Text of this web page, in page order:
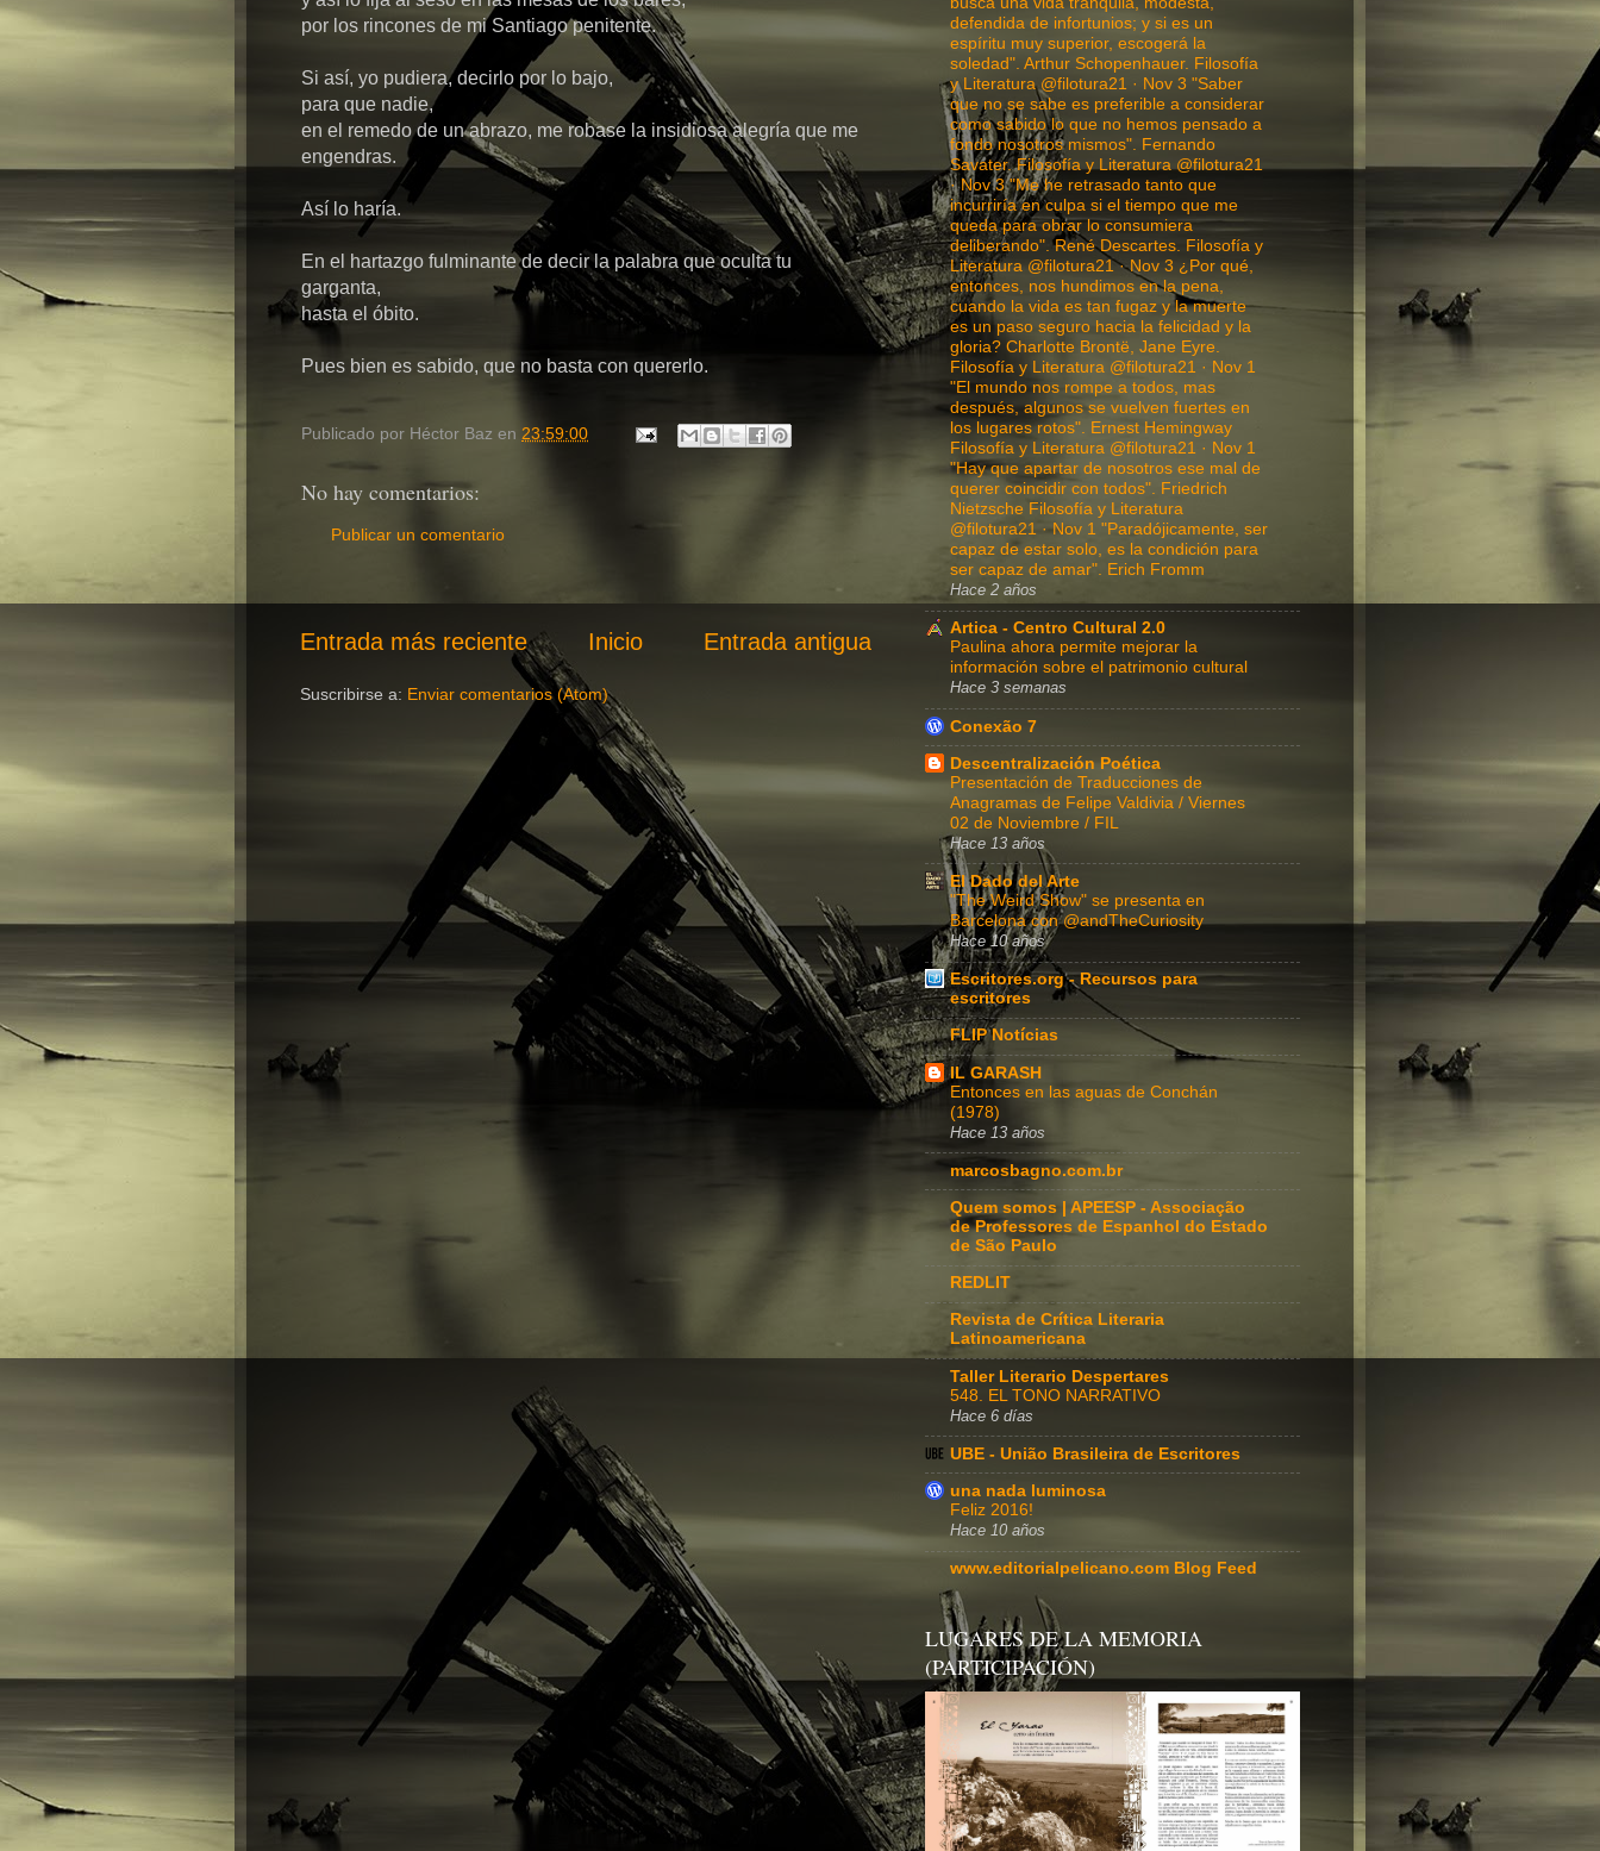
por los rincones de mi Santiago penitente.
Si así, yo pudiera, decirlo por lo bajo,
para que nadie,
en el remedo de un abrazo, me robase la insidiosa alegría que me
engendras.
Así lo haría.
En el hartazgo fulminante de decir la palabra que oculta tu
garganta,
hasta el óbito.
Pues bien es sabido, que no basta con quererlo.
Publicado por Héctor Baz en 23:59:00
No hay comentarios:
Publicar un comentario
Entrada más reciente Entrada antigua
Inicio
Suscribirse a: Enviar comentarios (Atom)
defendida de infortunios; y si es un
espíritu muy superior, escogerá la
soledad". Arthur Schopenhauer. Filosofía
y Literatura @filotura21 · Nov 3 "Saber
que no se sabe es preferible a considerar
como sabido lo que no hemos pensado a
fondo nosotros mismos". Fernando
Savater. Filosofía y Literatura @filotura21
· Nov 3 "Me he retrasado tanto que
incurriría en culpa si el tiempo que me
queda para obrar lo consumiera
deliberando". René Descartes. Filosofía y
Literatura @filotura21 · Nov 3 ¿Por qué,
entonces, nos hundimos en la pena,
cuando la vida es tan fugaz y la muerte
es un paso seguro hacia la felicidad y la
gloria? Charlotte Brontë, Jane Eyre.
Filosofía y Literatura @filotura21 · Nov 1
"El mundo nos rompe a todos, mas
después, algunos se vuelven fuertes en
los lugares rotos". Ernest Hemingway
Filosofía y Literatura @filotura21 · Nov 1
"Hay que apartar de nosotros ese mal de
querer coincidir con todos". Friedrich
Nietzsche Filosofía y Literatura
@filotura21 · Nov 1 "Paradójicamente, ser
capaz de estar solo, es la condición para
ser capaz de amar". Erich Fromm
Hace 2 años
Artica - Centro Cultural 2.0
Paulina ahora permite mejorar la
información sobre el patrimonio cultural
Hace 3 semanas
Conexão 7
Descentralización Poética
Presentación de Traducciones de
Anagramas de Felipe Valdivia / Viernes
02 de Noviembre / FIL
Hace 13 años
El Dado del Arte
"The Weird Show" se presenta en
Barcelona con @andTheCuriosity
Hace 10 años
Escritores.org - Recursos para
escritores
FLIP Notícias
IL GARASH
Entonces en las aguas de Conchán
(1978)
Hace 13 años
marcosbagno.com.br
Quem somos | APEESP - Associação
de Professores de Espanhol do Estado
de São Paulo
REDLIT
Revista de Crítica Literaria
Latinoamericana
Taller Literario Despertares
548. EL TONO NARRATIVO
Hace 6 días
UBE - União Brasileira de Escritores
una nada luminosa
Feliz 2016!
Hace 10 años
www.editorialpelicano.com Blog Feed
LUGARES DE LA MEMORIA
(PARTICIPACIÓN)